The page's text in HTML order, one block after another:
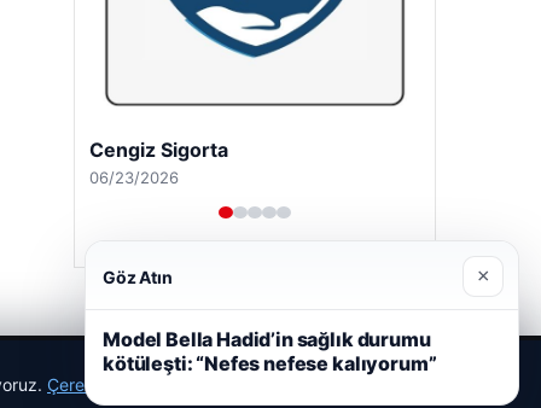
Cengiz Sigorta
06/23/2026
Çerez Politikamız
Göz Atın ×
Model Bella Hadid’in sağlık durumu
kötüleşti: “Nefes nefese kalıyorum”